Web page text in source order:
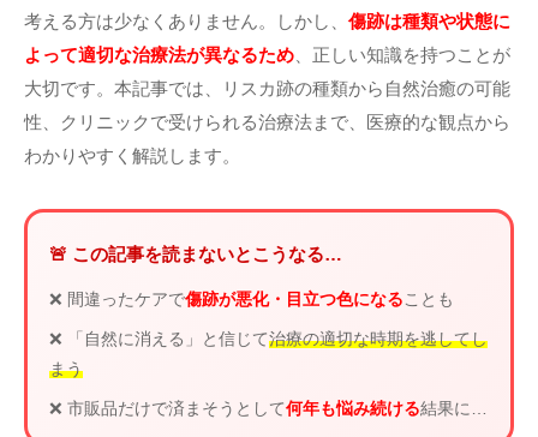
考える方は少なくありません。しかし、 傷跡は種類や状態に
よって適切な治療法が異なるため、正しい知識を持つことが
大切です。本記事では、リスカ跡の種類から自然治癒の可能
性、クリニックで受けられる治療法まで、医療的な観点から
わかりやすく解説します。
🚨 この記事を読まないとこうなる…
❌ 間違ったケアで傷跡が悪化・目立つ色になることも
❌ 「自然に消える」と信じて治療の適切な時期を逃してし
まう
❌ 市販品だけで済まそうとして何年も悩み続ける結果に…